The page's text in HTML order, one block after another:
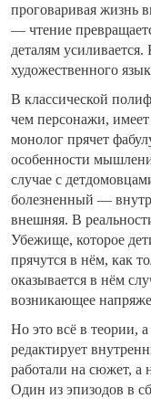
проговаривая жизнь
— чтение
деталям
художественного
В классической
чем персонажи,
монолог прячет
особенности
случае с
болезненный —
внешняя. В
Убежище, которое
прячутся в нём, как
оказывается в нём
возникающее
Но это всё в теории,
редактирует
работали на сюжет, а
Один из эпизодов в